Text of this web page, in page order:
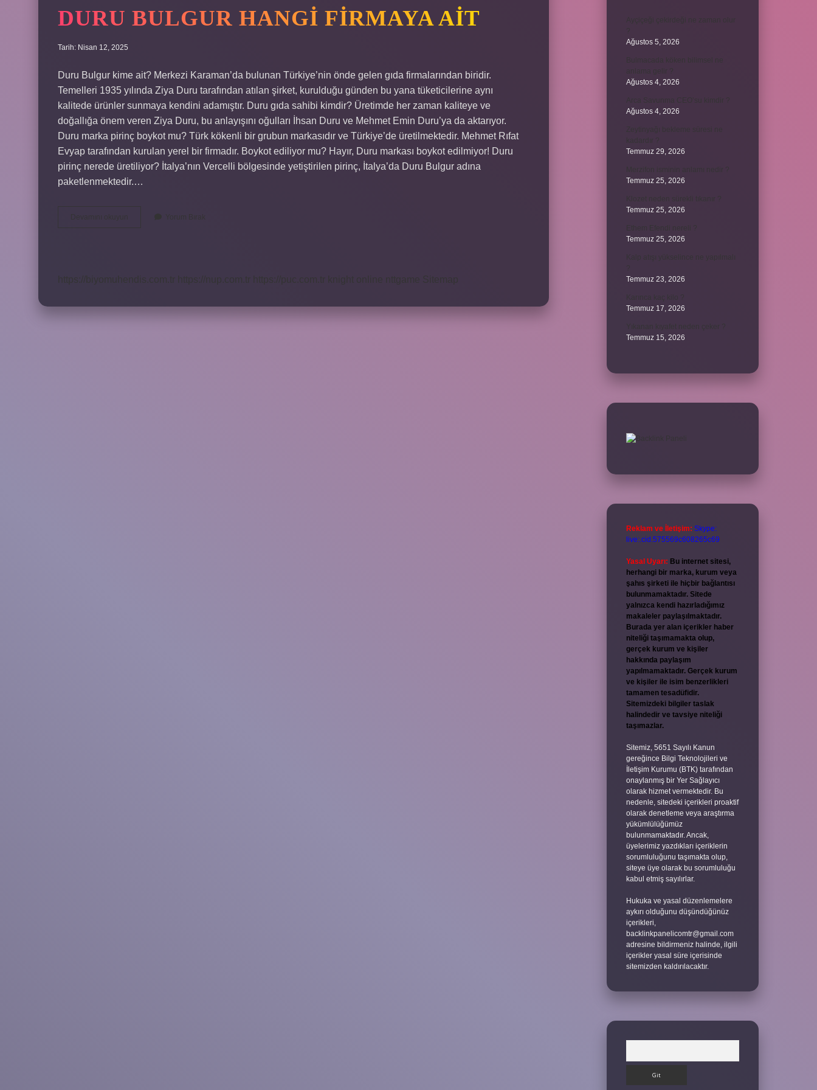
DURU BULGUR HANGI FIRMAYA AIT
Tarih: Nisan 12, 2025
Duru Bulgur kime ait? Merkezi Karaman’da bulunan Türkiye’nin önde gelen gıda firmalarından biridir.
Temelleri 1935 yılında Ziya Duru tarafından atılan şirket, kurulduğu günden bu yana tüketicilerine aynı
kalitede ürünler sunmaya kendini adamıştır. Duru gıda sahibi kimdir? Üretimde her zaman kaliteye ve
doğallığa önem veren Ziya Duru, bu anlayışını oğulları İhsan Duru ve Mehmet Emin Duru’ya da aktarıyor.
Duru marka pirinç boykot mu? Türk kökenli bir grubun markasıdır ve Türkiye’de üretilmektedir. Mehmet Rıfat
Evyap tarafından kurulan yerel bir firmadır. Boykot ediliyor mu? Hayır, Duru markası boykot edilmiyor! Duru
pirinç nerede üretiliyor? İtalya’nın Vercelli bölgesinde yetiştirilen pirinç, İtalya’da Duru Bulgur adına
paketlenmektedir.…
https://biyomuhendis.com.tr https://nup.com.tr https://puc.com.tr
Ağustos 5, 2026
Ağustos 4, 2026
Ağustos 4, 2026
Temmuz 29, 2026
Temmuz 25, 2026
Temmuz 25, 2026
Temmuz 25, 2026
Temmuz 23, 2026
Temmuz 17, 2026
Temmuz 15, 2026
Reklam ve İletişim: Skype:
live:.cid.575569c608265c69
Yasal Uyarı: Bu internet sitesi,
herhangi bir marka, kurum veya
şahıs şirketi ile hiçbir bağlantısı
bulunmamaktadır. Sitede
yalnızca kendi hazırladığımız
makaleler paylaşılmaktadır.
Burada yer alan içerikler haber
niteliği taşımamakta olup,
gerçek kurum ve kişiler
hakkında paylaşım
yapılmamaktadır. Gerçek kurum
ve kişiler ile isim benzerlikleri
tamamen tesadüfidir.
Sitemizdeki bilgiler taslak
halindedir ve tavsiye niteliği
taşımazlar.
Sitemiz, 5651 Sayılı Kanun
gereğince Bilgi Teknolojileri ve
İletişim Kurumu (BTK) tarafından
onaylanmış bir Yer Sağlayıcı
olarak hizmet vermektedir. Bu
nedenle, sitedeki içerikleri proaktif
olarak denetleme veya araştırma
yükümlülüğümüz
bulunmamaktadır. Ancak,
üyelerimiz yazdıkları içeriklerin
sorumluluğunu taşımakta olup,
siteye üye olarak bu sorumluluğu
kabul etmiş sayılırlar.
Hukuka ve yasal düzenlemelere
aykırı olduğunu düşündüğünüz
içerikleri,
backlinkpanelicomtr@gmail.com
adresine bildirmeniz halinde, ilgili
içerikler yasal süre içerisinde
sitemizden kaldırılacaktır.